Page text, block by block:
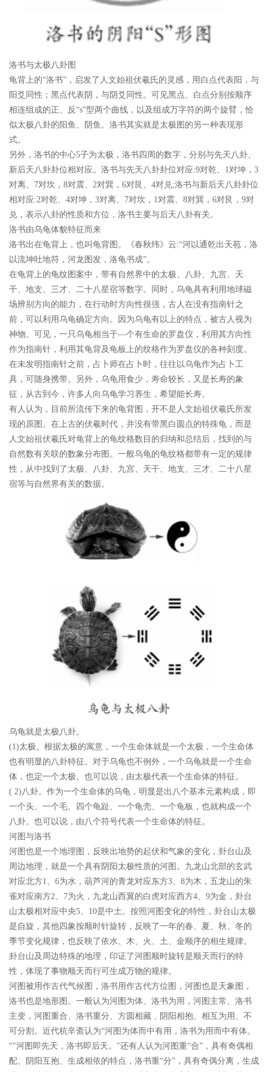
洛书与太极八卦图
龟背上的“洛书”，启发了人文始祖伏羲氏的灵感，用白点代表阳，与
阳爻同性；黑点代表阴，与阴爻同性。可见黑点、白点分别按顺序
相连组成的正、反“s”型两个曲线，以及组成万字符的两个旋臂，恰
似太极八卦的阳鱼、阴鱼。洛书其实就是太极图的另一种表现形
式。
另外，洛书的中心5子为太极，洛书四周的数字，分别与先天八卦、
新后天八卦卦位相对应。洛书与先天八卦卦位对应:9对乾、1对坤，3
对离、7对坎，8对震、2对巽，6对艮、4对兑;洛书与新后天八卦卦位
相对应:2对乾、4对坤，3对离、7对坎，1对震、8对巽，6对艮，9对
兑，表示八卦的性质和方位，洛书主要与后天八卦有关。
洛书由乌龟体貌特征而来
洛书出在龟背上，也叫龟背图。《春秋纬》云:“河以通乾出天苞，洛
以流坤吐地符，河龙图发，洛龟书成”。
在龟背上的龟纹图案中，带有自然界中的太极、八卦、九宫、天
干、地支、三才、二十八星宿等数字。同时，乌龟具有利用地球磁
场辨别方向的能力，在行动时方向性很强，古人在没有指南针之
前，可以利用乌龟确定方向。因为乌龟有以上的特点，被古人视为
神物。可见，一只乌龟相当于—个有生命的罗盘仪，利用其方向性
作为指南针，利用其龟背及龟板上的纹格作为罗盘仪的各种刻度。
在未发明指南针之前，占卜师在占卜时，往往以乌龟作为占卜工
具，可随身携带。另外，乌龟用食少，寿命较长，又是长寿的象
征，从古到今，许多人向乌龟学习养生，希望能长寿。
有人认为，目前所流传下来的龟背图，开不是人文始祖伏羲氏所发
现的原图。在上古的伏羲时代，并没有带黑白圆点的特殊龟，而是
人文始祖伏羲氏对龟背上的龟纹格数目的归纳和总结后，找到的与
自然数有关联的数象分布图。一般乌龟的龟纹格都带有一定的规律
性，从中找到了太极、八卦、九宫、天干、地支、三才、二十八星
宿等与自然界有关的数据。
乌龟就是太极八卦。
(1)太极。根据太极的寓意，一个生命体就是一个太极，一个生命体
也有明显的八卦特征。对于乌龟也不例外，一个乌龟就是一个生命
体，也定一个太极。也可以说，由太极代表一个生命体的特征。
( 2)八卦。作为一个生命体的乌龟，明显是出八个基本元素构成，即
一个头、一个毛、四个龟趾、一个龟壳、一个龟板，也就构成一个
八卦。也可以说，由八个符号代表一个生命体的特征。
河图与洛书
河图也是一个地理图，反映出地势的起伏和气象的变化，卦台山及
周边地理，就是一个具有阴阳太极性质的河图。九龙山北部的玄武
对应北方1、6为水，葫芦河的青龙对应东方3、8为木，五龙山的朱
雀对应南方2、7为火，九龙山西翼的白虎对应西方4、9为金，卦台
山太极相对应中央5、10是中土。按照河图变化的特性，卦台山太极
是自旋，其他四象按顺时针旋转，反映了一年的春、夏、秋、冬的
季节变化规律，也反映了依水、木、火、土、金顺序的相生规律。
卦台山及周边特殊的地理，印证了河图顺时旋转是顺天而行的特
性，体现了事物顺天而行可生成万物的规律。
河图被用作古代气候图，洛书用作古代方位图，河图也是天象图，
洛书也是地形图。一般认为河图为体、洛书为用，河图主常、洛书
主变，河图重合、洛书重分、方圆相藏﹑阴阳相抱、相互为用、不
可分割。近代杭辛斋认为“河图为体而中有用，洛书为用而中有体。
“"河图即先天，洛书即后天。"还有人认为河图重“合”，具有奇偶相
配、阴阳互抱、生成相依的特点，洛书重“分”，具有奇偶分离，生成